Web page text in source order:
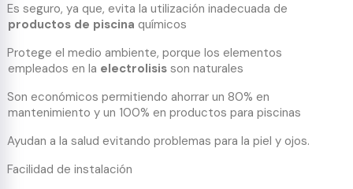
Es seguro, ya que, evita la utilización inadecuada de
productos de piscina químicos
Protege el medio ambiente, porque los elementos
empleados en la electrolisis son naturales
Son económicos permitiendo ahorrar un 80% en
mantenimiento y un 100% en productos para piscinas
Ayudan a la salud evitando problemas para la piel y ojos.
Facilidad de instalación